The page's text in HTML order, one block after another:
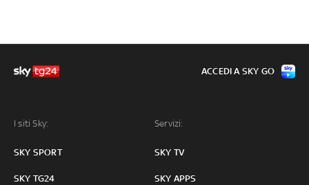
I siti Sky:
SKY SPORT
SKY TG24
Servizi:
SKY TV
SKY APPS
ACCEDI A SKY GO